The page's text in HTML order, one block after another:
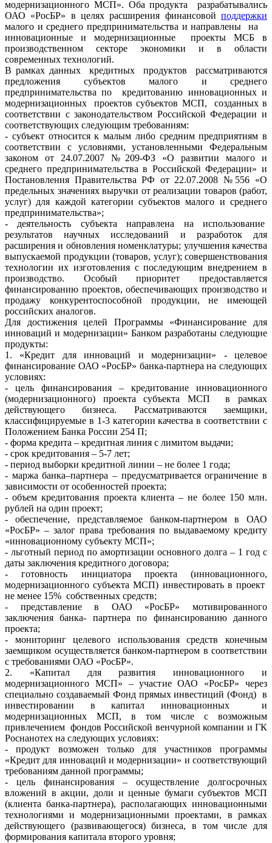
модернизационного МСП». Оба продукта разрабатывались
ОАО «РосБР» в целях расширения финансовой поддержки
малого и среднего предпринимательства и направлены на
инновационные и модернизационные проекты МСБ в
производственном секторе экономики и в области
современных технологий.
В рамках данных кредитных продуктов рассматриваются
предложения субъектов малого и среднего
предпринимательства по кредитованию инновационных и
модернизационных проектов субъектов МСП, созданных в
соответствии с законодательством Российской Федерации и
соответствующих следующим требованиям:
- субъект относится к малым либо средним предприятиям в
соответствии с условиями, установленными Федеральным
законом от 24.07.2007 №209-ФЗ «О развитии малого и
среднего предпринимательства в Российской Федерации» и
Постановления Правительства РФ от 22.07.2008 №556 «О
предельных значениях выручки от реализации товаров (работ,
услуг) для каждой категории субъектов малого и среднего
предпринимательства»;
- деятельность субъекта направлена на использование
результатов научных исследований и разработок для
расширения и обновления номенклатуры; улучшения качества
выпускаемой продукции (товаров, услуг); совершенствования
технологии их изготовления с последующим внедрением в
производство. Особый приоритет предоставляется
финансированию проектов, обеспечивающих производство и
продажу конкурентоспособной продукции, не имеющей
российских аналогов.
Для достижения целей Программы «Финансирование для
инноваций и модернизации» Банком разработаны следующие
продукты:
1. «Кредит для инноваций и модернизации» - целевое
финансирование ОАО «РосБР» банка-партнера на следующих
условиях:
- цель финансирования – кредитование инновационного
(модернизационного) проекта субъекта МСП в рамках
действующего бизнеса. Рассматриваются заемщики,
классифицируемые в 1-3 категории качества в соответствии с
Положением Банка России 254 П;
- форма кредита – кредитная линия с лимитом выдачи;
- срок кредитования – 5-7 лет;
- период выборки кредитной линии – не более 1 года;
- маржа банка–партнера – предусматривается ограничение в
зависимости от особенностей проекта;
- объем кредитования проекта клиента – не более 150 млн.
рублей на один проект;
- обеспечение, представляемое банком-партнером в ОАО
«РосБР» – залог права требования по выдаваемому кредиту
«инновационному субъекту МСП»;
- льготный период по амортизации основного долга – 1 год с
даты заключения кредитного договора;
- готовность инициатора проекта (инновационного,
модернизационного субъекта МСП) инвестировать в проект
не менее 15% собственных средств;
- представление в ОАО «РосБР» мотивированного
заключения банка- партнера по финансированию данного
проекта;
- мониторинг целевого использования средств конечным
заемщиком осуществляется банком-партнером в соответствии
с требованиями ОАО «РосБР».
2. «Капитал для развития инновационного и
модернизационного МСП» – участие ОАО «РосБР» через
специально создаваемый Фонд прямых инвестиций (Фонд) в
инвестировании в капитал инновационных и
модернизационных МСП, в том числе с возможным
привлечением фондов Российской венчурной компании и ГК
Роснанотех на следующих условиях:
- продукт возможен только для участников программы
«Кредит для инноваций и модернизации» и соответствующий
требованиям данной программы;
- цель финансирования – осуществление долгосрочных
вложений в акции, доли и ценные бумаги субъектов МСП
(клиента банка-партнера), располагающих инновационными
технологиями и модернизационными проектами, в рамках
действующего (развивающегося) бизнеса, в том числе для
формирования капитала второго уровня;